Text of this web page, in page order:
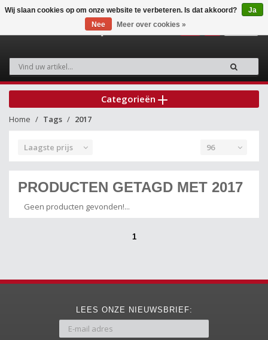
Categorieën
Home Tags 2017
Laagste prijs 96
PRODUCTEN GETAGD MET 2017
Geen producten gevonden!...
1
LEES ONZE NIEUWSBRIEF:
Wij slaan cookies op om onze website te verbeteren. Is dat akkoord?
Ja
Nee
Meer over cookies »